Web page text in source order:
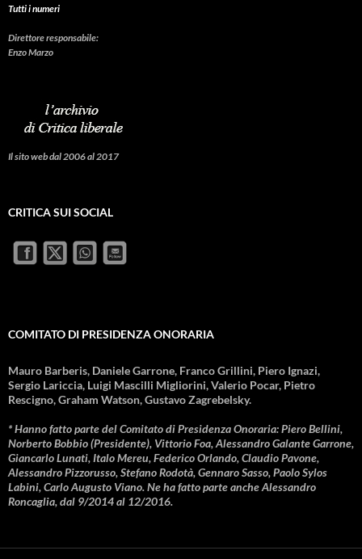
Tutti i numeri
Direttore responsabile:
Enzo Marzo
Il sito web dal 2006 al 2017
CRITICA SUI SOCIAL
COMITATO DI PRESIDENZA ONORARIA
Mauro Barberis, Daniele Garrone, Franco Grillini, Piero Ignazi,
Sergio Lariccia, Luigi Mascilli Migliorini, Valerio Pocar, Pietro
Rescigno, Graham Watson, Gustavo Zagrebelsky.
* Hanno fatto parte del Comitato di Presidenza Onoraria: Piero Bellini,
Norberto Bobbio (Presidente), Vittorio Foa, Alessandro Galante Garrone,
Giancarlo Lunati, Italo Mereu, Federico Orlando, Claudio Pavone,
Alessandro Pizzorusso, Stefano Rodotà, Gennaro Sasso, Paolo Sylos
Labini, Carlo Augusto Viano. Ne ha fatto parte anche Alessandro
Roncaglia, dal 9/2014 al 12/2016.